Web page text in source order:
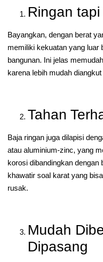
Ringan
Bayangkan, dengan berat
memiliki kekuatan yang luar
bangunan. Ini jelas
karena lebih mudah
Tahan
Baja ringan juga dilapisi
atau aluminium-zinc, yang
korosi dibandingkan dengan
khawatir soal karat yang
rusak.
Mudah
Dipasang